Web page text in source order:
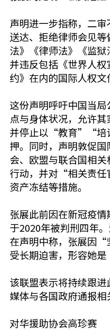
声明进一步指称，二
送达、拒绝律师会见
法》《律师法》《监狱
并违反包括《世界人
约》在内的国际人权文
这份声明呼吁中国当
点与身体状况，允许其
并停止以“教育”“培
押。同时，声明敦促
会、欧盟与联合国相
行动，并对“相关责
资产冻结等措施。
张展此前因在新冠疫
于2020年被判刑四年
在声明中称，张展因
受长期迫害，形容她
该联盟表示将持续跟进
媒体与各国政府通报相
对华援助协会高珍赛